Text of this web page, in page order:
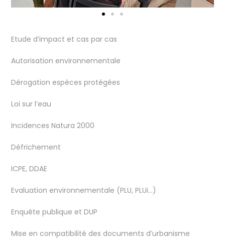
Etude d’impact et cas par cas
Autorisation environnementale
Dérogation espèces protégées
Loi sur l’eau
Incidences Natura 2000
Défrichement
ICPE, DDAE
Evaluation environnementale (PLU, PLUi…)
Enquête publique et DUP
Mise en compatibilité des documents d’urbanisme